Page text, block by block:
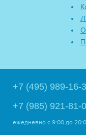
+7 (495) 989-16-
+7 (985) 921-81-
ежедневно с 9:00 до